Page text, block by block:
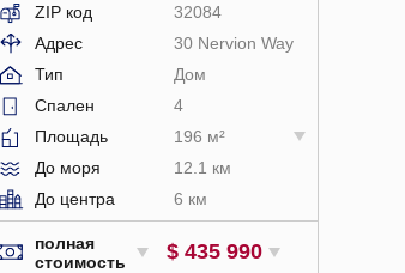
ZIP код
32084
Адрес
30 Nervion Way
Тип
Дом
Спален
4
Площадь
196 м²
До моря
12.1 км
До центра
6 км
полная
стоимость
$ 435 990